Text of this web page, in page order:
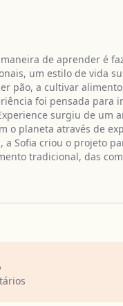
de aprender é
um estilo de vida
pão, a cultivar
foi pensada para
surgiu de
o planeta através de
Sofia criou o projeto
tradicional, das